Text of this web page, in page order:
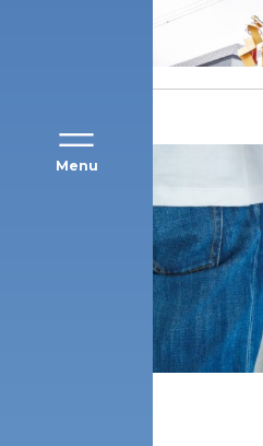
Menu
一般選抜入試［中期日程］
共通テスト利用入試[前期][後期]
キャンパス・施設の見学について